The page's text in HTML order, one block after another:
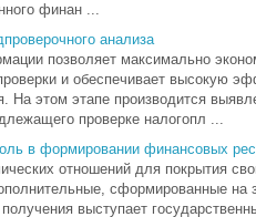
финан ...
анализа
позволяет максимально
и обеспечивает высокую
На этом этапе производится
проверке налогопл ...
в формировании финансовых
отношений для покрытия
сформированные на
выступает